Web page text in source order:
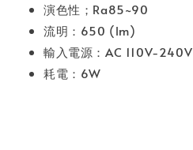
演色性；Ra85~90
流明：650 (lm)
輸入電源：AC 110V-240V
耗電：6W